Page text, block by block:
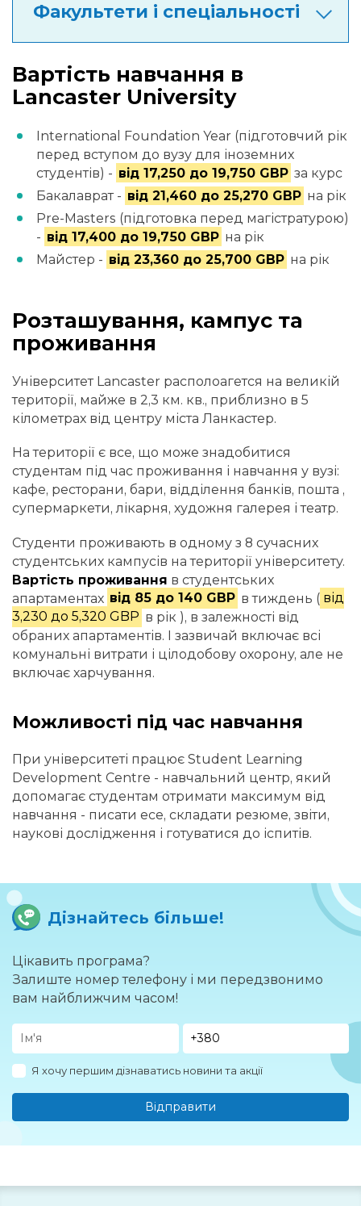
Факультети і спеціальності
Вартість навчання в
Lancaster University
International Foundation Year (підготовчий рік
перед вступом до вузу для іноземних
студентів) - від 17,250 до 19,750 GBP за курс
Бакалаврат - від 21,460 до 25,270 GBP на рік
Pre-Masters (підготовка перед магістратурою)
- від 17,400 до 19,750 GBP на рік
Майстер - від 23,360 до 25,700 GBP на рік
Розташування, кампус та
проживання
Університет Lancaster располоагется на великій
території, майже в 2,3 км. кв., приблизно в 5
кілометрах від центру міста Ланкастер.
На території є все, що може знадобитися
студентам під час проживання і навчання у вузі:
кафе, ресторани, бари, відділення банків, пошта ,
супермаркети, лікарня, художня галерея і театр.
Студенти проживають в одному з 8 сучасних
студентських кампусів на території університету.
Вартість проживання в студентських
апартаментах від 85 до 140 GBP в тиждень ( від
3,230 до 5,320 GBP в рік ), в залежності від
обраних апартаментів. І зазвичай включає всі
комунальні витрати і цілодобову охорону, але не
включає харчування.
Можливості під час навчання
При університеті працює Student Learning
Development Centre - навчальний центр, який
допомагає студентам отримати максимум від
навчання - писати есе, складати резюме, звіти,
наукові дослідження і готуватися до іспитів.
Дізнайтесь більше!
Цікавить програма?
Залиште номер телефону і ми передзвонимо
вам найближчим часом!
Я хочу першим дізнаватись новини та акції
Відправити